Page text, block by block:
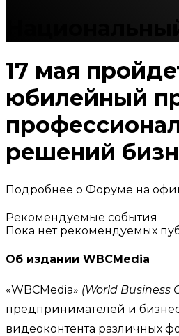
17 мая
юбилейный
решений
Подробнее о Форуме на
Рекомендуемые события
Пока нет рекомендуемых
Об издании WBCMedia
«WBCMedia» (World Business
предпринимателей и
видеоконтента различных